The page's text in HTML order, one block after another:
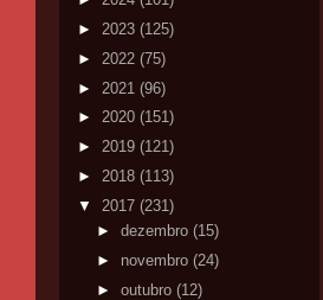
► 2023 (125)
► 2022 (75)
► 2021 (96)
► 2020 (151)
► 2019 (121)
► 2018 (113)
▼ 2017 (231)
► dezembro (15)
► novembro (24)
► outubro (12)